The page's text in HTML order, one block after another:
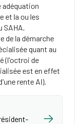
adéquation
et la ou les
SAHA.
de la démarche
quant au
(l'octroi de
est en effet
rente AI).